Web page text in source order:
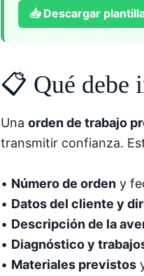
📥 Descargar
📋 Qué debe
Una orden de trabajo
transmitir confianza.
• Número de orden y
• Datos del cliente y
• Descripción de la
• Diagnóstico y
• Materiales previstos